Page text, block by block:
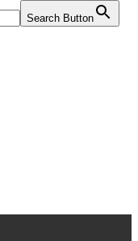
Search Button